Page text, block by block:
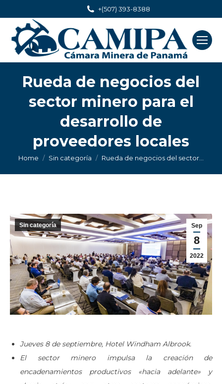
+(507) 393-8388
Rueda de negocios del
sector minero para el
desarrollo de
proveedores locales
You are here:
Home Sin categoría Rueda de negocios del sector…
Sep
8
2022
Sin categoría
Jueves 8 de septiembre, Hotel Windham Albrook.
El sector minero impulsa la creación de
encadenamientos productivos «hacia adelante» y